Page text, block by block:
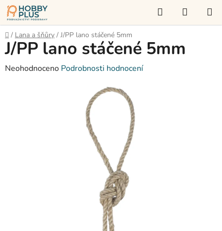
Přejít
na
obsah
Hledat
KOŠÍK
Domů
/ Lana a šňůry / J/PP lano stáčené 5mm
J/PP lano stáčené 5mm
Průměrné
Neohodnoceno Podrobnosti hodnocení